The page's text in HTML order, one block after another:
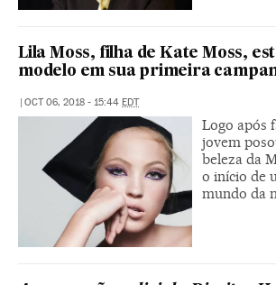
Lila Moss, filha de Kate Moss,
modelo em sua primeira
| OCT 06, 2018 - 15:44 EDT
Logo após
jovem
beleza da
o início de
mundo da